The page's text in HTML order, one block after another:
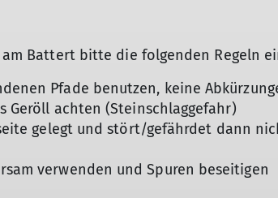
Battert bitte die folgenden Regeln
Pfade benutzen, keine
Geröll achten (Steinschlaggefahr)
gelegt und stört/gefährdet dann
verwenden und Spuren beseitigen